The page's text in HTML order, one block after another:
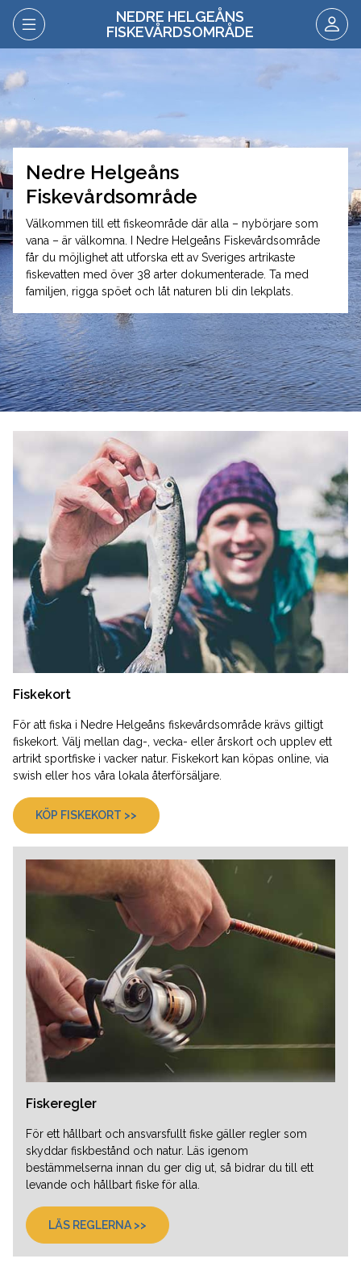
NEDRE HELGEÅNS
FISKEVÅRDSOMRÅDE
Nedre Helgeåns
Fiskevårdsområde
Välkommen till ett fiskeområde där alla – nybörjare som
vana – är välkomna. I Nedre Helgeåns Fiskevårdsområde
får du möjlighet att utforska ett av Sveriges artrikaste
fiskevatten med över 38 arter dokumenterade. Ta med
familjen, rigga spöet och låt naturen bli din lekplats.
Fiskekort
För att fiska i Nedre Helgeåns fiskevårdsområde krävs giltigt
fiskekort. Välj mellan dag-, vecka- eller årskort och upplev ett
artrikt sportfiske i vacker natur. Fiskekort kan köpas online, via
swish eller hos våra lokala återförsäljare.
KÖP FISKEKORT >>
Fiskeregler
För ett hållbart och ansvarsfullt fiske gäller regler som
skyddar fiskbestånd och natur. Läs igenom
bestämmelserna innan du ger dig ut, så bidrar du till ett
levande och hållbart fiske för alla.
LÄS REGLERNA >>